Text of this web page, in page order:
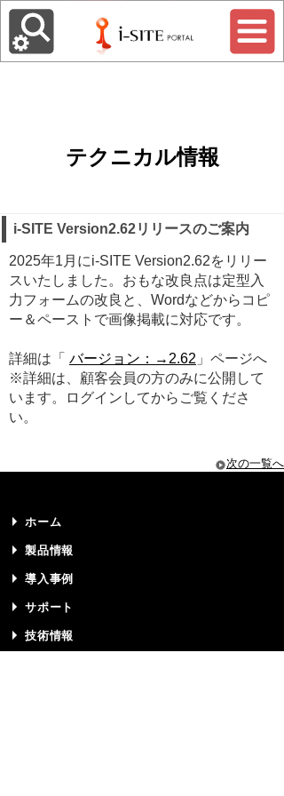
テクニカル情報
i-SITE Version2.62リリースのご案内
2025年1月にi-SITE Version2.62をリリー
スいたしました。おもな改良点は定型入
力フォームの改良と、Wordなどからコピ
ー＆ペーストで画像掲載に対応です。
詳細は「 バージョン：→2.62 」ページへ
※詳細は、顧客会員の方のみに公開して
います。ログインしてからご覧くださ
い。
次の一覧へ
ホーム
製品情報
導入事例
サポート
技術情報